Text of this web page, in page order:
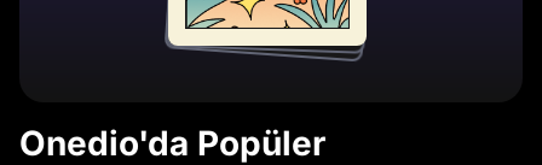
Onedio'da Popüler